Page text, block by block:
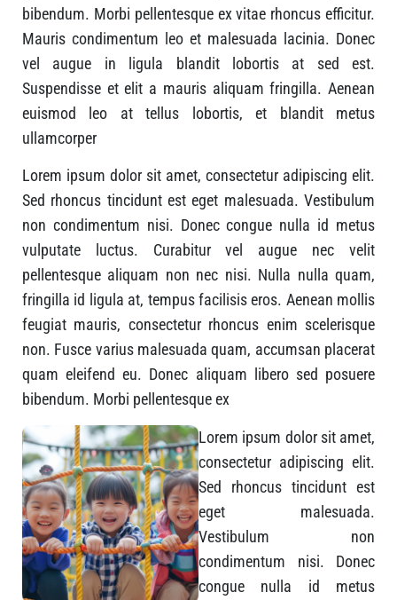
bibendum. Morbi pellentesque ex vitae rhoncus efficitur.
Mauris condimentum leo et malesuada lacinia. Donec
vel augue in ligula blandit lobortis at sed est.
Suspendisse et elit a mauris aliquam fringilla. Aenean
euismod leo at tellus lobortis, et blandit metus
ullamcorper
Lorem ipsum dolor sit amet, consectetur adipiscing elit.
Sed rhoncus tincidunt est eget malesuada. Vestibulum
non condimentum nisi. Donec congue nulla id metus
vulputate luctus. Curabitur vel augue nec velit
pellentesque aliquam non nec nisi. Nulla nulla quam,
fringilla id ligula at, tempus facilisis eros. Aenean mollis
feugiat mauris, consectetur rhoncus enim scelerisque
non. Fusce varius malesuada quam, accumsan placerat
quam eleifend eu. Donec aliquam libero sed posuere
bibendum. Morbi pellentesque ex
Lorem ipsum dolor sit amet,
consectetur adipiscing elit.
Sed rhoncus tincidunt est
eget malesuada.
Vestibulum non
condimentum nisi. Donec
congue nulla id metus